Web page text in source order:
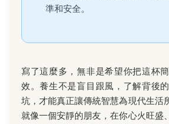
準和安全。
寫了這麼多，無非是希望你把這杯
效。養生不是盲目跟風，了解背後
坑，才能真正讓傳統智慧為現代生活
就像一個安靜的朋友，在你心火旺盛